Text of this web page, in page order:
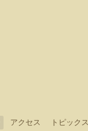
アクセス
トピックス